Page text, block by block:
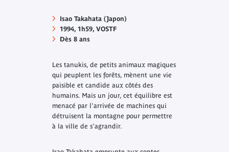
Isao Takahata (Japon)
1994, 1h59, VOSTF
Dès 8 ans
Les tanukis, de petits animaux magiques
qui peuplent les forêts, mènent une vie
paisible et candide aux côtés des
humains. Mais un jour, cet équilibre est
menacé par l'arrivée de machines qui
détruisent la montagne pour permettre
à la ville de s'agrandir.